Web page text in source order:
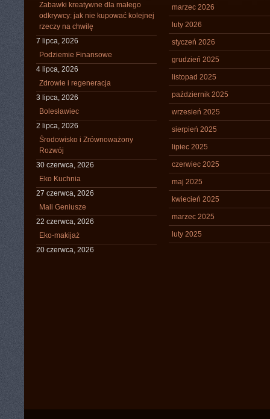
Zabawki kreatywne dla małego
odkrywcy: jak nie kupować kolejnej
rzeczy na chwilę
7 lipca, 2026
Podziemie Finansowe
4 lipca, 2026
Zdrowie i regeneracja
3 lipca, 2026
Bolesławiec
2 lipca, 2026
Środowisko i Zrównoważony
Rozwój
30 czerwca, 2026
Eko Kuchnia
27 czerwca, 2026
Mali Geniusze
22 czerwca, 2026
Eko-makijaż
20 czerwca, 2026
marzec 2026
luty 2026
styczeń 2026
grudzień 2025
listopad 2025
październik 2025
wrzesień 2025
sierpień 2025
lipiec 2025
czerwiec 2025
maj 2025
kwiecień 2025
marzec 2025
luty 2025